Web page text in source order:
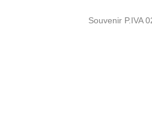
Souvenir P.IVA